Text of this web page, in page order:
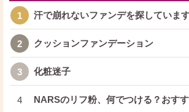
1 汗で崩れないファンデを探しています
2 クッションファンデーション
3 化粧迷子
4 NARSのリフ粉、何でつける？おす